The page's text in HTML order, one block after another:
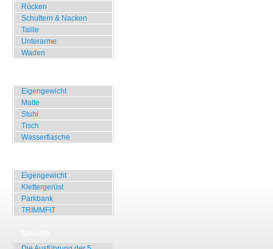
Rücken
Schultern & Nacken
Taille
Unterarme
Waden
Eigengewicht
Matte
Stuhl
Tisch
Wasserflasche
Eigengewicht
Klettergerüst
Parkbank
TRIMMFIT